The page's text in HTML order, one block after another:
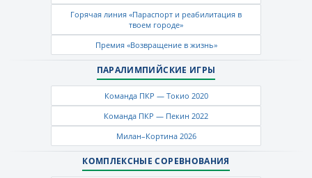
Горячая линия «Параспорт и реабилитация в
твоем городе»
Премия «Возвращение в жизнь»
ПАРАЛИМПИЙСКИЕ ИГРЫ
Команда ПКР — Токио 2020
Команда ПКР — Пекин 2022
Милан–Кортина 2026
КОМПЛЕКСНЫЕ СОРЕВНОВАНИЯ